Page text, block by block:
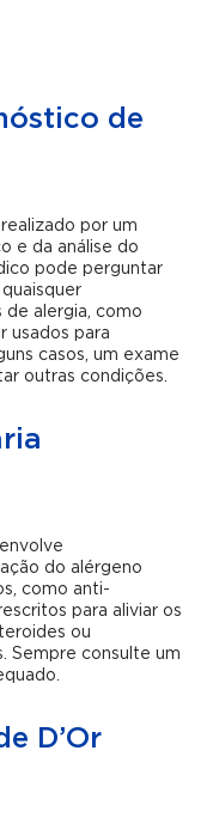
de
por um
e da análise do
pode perguntar
de alergia, como
usados para
casos, um exame
outras condições.
do alérgeno
como anti-
para aliviar os
ou
Sempre consulte um
D’Or